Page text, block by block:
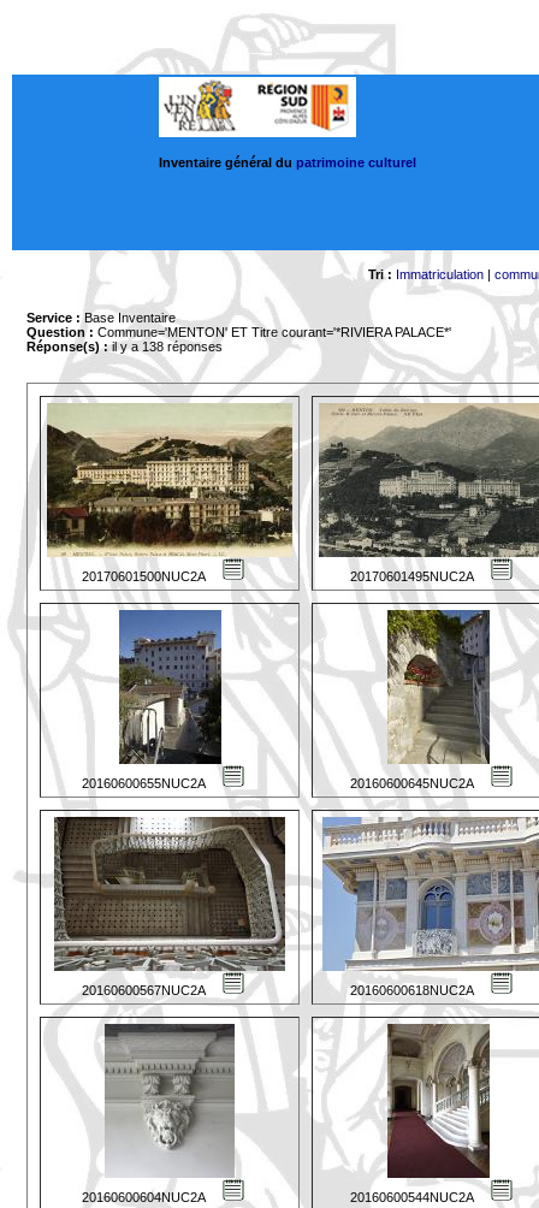
Inventaire général du patrimoine culturel
Tri : Immatriculation |
Service : Base Inventaire
Question : Commune='MENTON' ET Titre courant='*RIVIERA PALACE*'
Réponse(s) :il y a 138 réponses
20170601500NUC2A 20170601495NUC2A
20160600655NUC2A 20160600645NUC2A
20160600567NUC2A 20160600618NUC2A
20160600604NUC2A 20160600544NUC2A